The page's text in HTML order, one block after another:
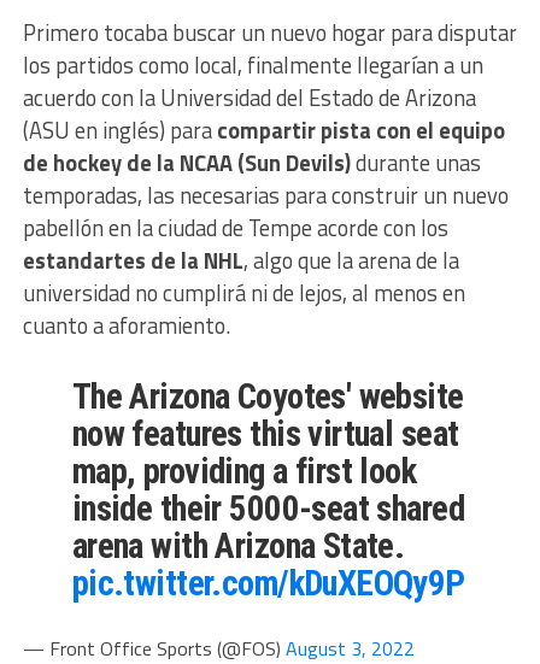
Primero tocaba buscar un nuevo hogar para disputar
los partidos como local, finalmente llegarían a un
acuerdo con la Universidad del Estado de Arizona
(ASU en inglés) paracompartir pista con el equipo
de hockey de la NCAA (Sun Devils)durante unas
temporadas, las necesarias para construir un nuevo
pabellón en la ciudad de Tempe acorde con los
estandartes de la NHL, algo que la arena de la
universidad no cumplirá ni de lejos, al menos en
cuanto a aforamiento.
The Arizona Coyotes' website
now features this virtual seat
map, providing a first look
inside their 5000-seat shared
arena with Arizona State.
pic.twitter.com/kDuXEOQy9P
— Front Office Sports (@FOS) August 3, 2022